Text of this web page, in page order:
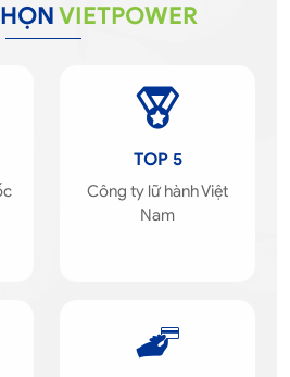
VIETPOWER
TOP 5
Công ty lữ hành Việt
Nam